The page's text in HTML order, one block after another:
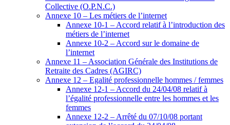
Collective (O.P.N.C.)
Annexe 10 – Les métiers de l’internet
Annexe 10-1 – Accord relatif à l’introduction des
métiers de l’internet
Annexe 10-2 – Accord sur le domaine de
l’internet
Annexe 11 – Association Générale des Institutions de
Retraite des Cadres (AGIRC)
Annexe 12 – Egalité professionnelle hommes / femmes
Annexe 12-1 – Accord du 24/04/08 relatif à
l’égalité professionnelle entre les hommes et les
femmes
Annexe 12-2 – Arrêté du 07/10/08 portant